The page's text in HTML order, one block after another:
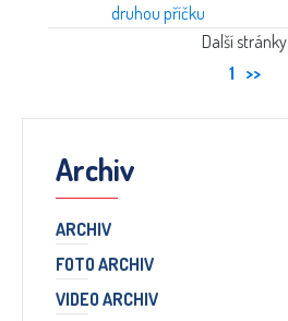
druhou příčku
Další stránky
1 >>
Archiv
ARCHIV
FOTO ARCHIV
VIDEO ARCHIV